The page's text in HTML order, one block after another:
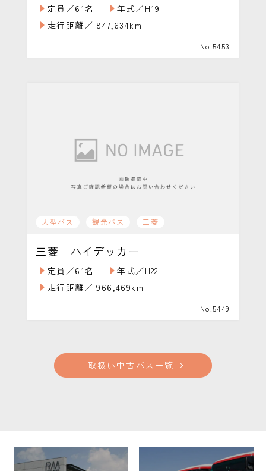
定員／61名
年式／H19
走行距離／ 847,634km
No.5453
大型バス 観光バス 三菱
三菱 ハイデッカー
定員／61名
年式／H22
走行距離／ 966,469km
No.5449
取扱い中古バス一覧